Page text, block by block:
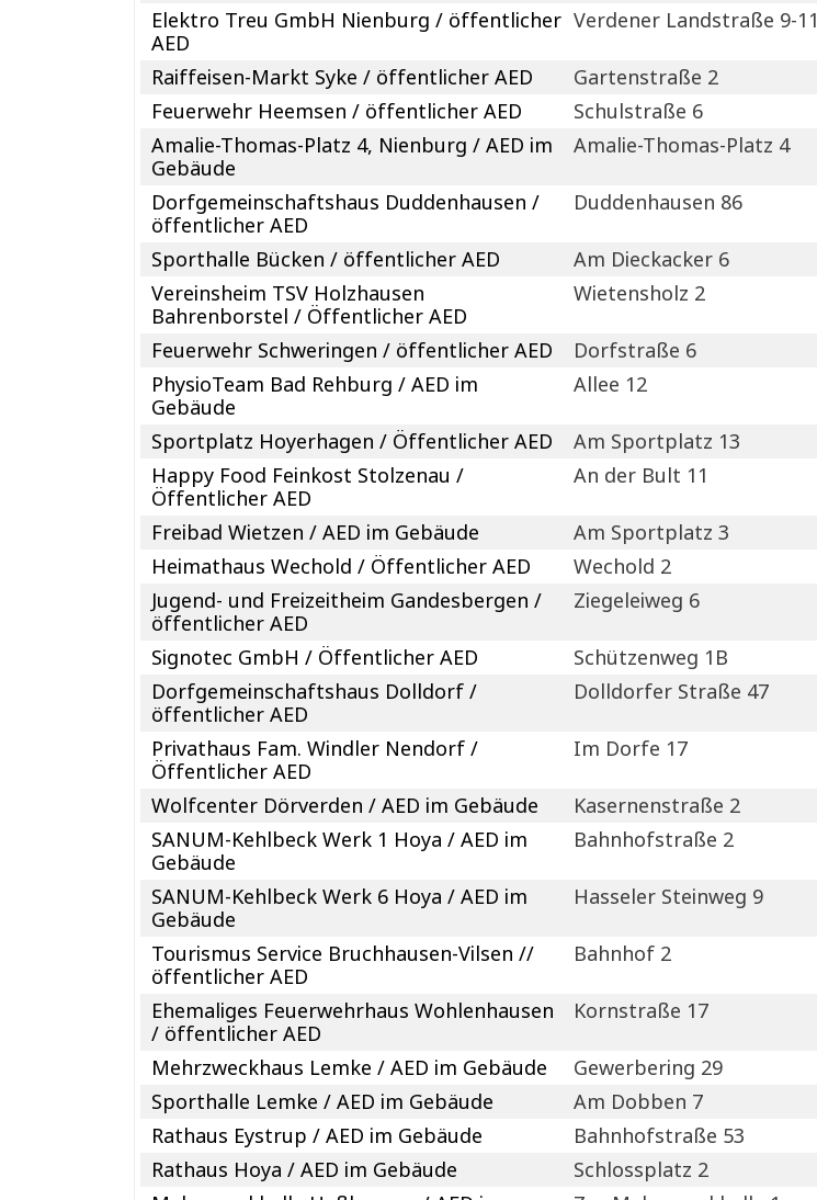
Elektro Treu GmbH Nienburg / öffentlicher
AED
Verdener Landstraße 9-11
Raiffeisen-Markt Syke / öffentlicher AED Gartenstraße 2
Feuerwehr Heemsen / öffentlicher AED
Schulstraße 6
Amalie-Thomas-Platz 4, Nienburg / AED im
Gebäude
Amalie-Thomas-Platz 4
Dorfgemeinschaftshaus Duddenhausen /
öffentlicher AED
Duddenhausen 86
Sporthalle Bücken / öffentlicher AED Am Dieckacker 6
Vereinsheim TSV Holzhausen
Bahrenborstel / Öffentlicher AED
Wietensholz 2
Feuerwehr Schweringen / öffentlicher AED Dorfstraße 6
PhysioTeam Bad Rehburg / AED im
Gebäude
Allee 12
Sportplatz Hoyerhagen / Öffentlicher AED Am Sportplatz 13
Happy Food Feinkost Stolzenau /
Öffentlicher AED
An der Bult 11
Freibad Wietzen / AED im Gebäude Am Sportplatz 3
Heimathaus Wechold / Öffentlicher AED
Wechold 2
Jugend- und Freizeitheim Gandesbergen /
öffentlicher AED
Ziegeleiweg 6
Signotec GmbH / Öffentlicher AED Schützenweg 1B
Dorfgemeinschaftshaus Dolldorf /
öffentlicher AED
Dolldorfer Straße 47
Privathaus Fam. Windler Nendorf /
Öffentlicher AED
Im Dorfe 17
Wolfcenter Dörverden / AED im Gebäude Kasernenstraße 2
SANUM-Kehlbeck Werk 1 Hoya / AED im
Gebäude
Bahnhofstraße 2
SANUM-Kehlbeck Werk 6 Hoya / AED im
Gebäude
Hasseler Steinweg 9
Tourismus Service Bruchhausen-Vilsen //
öffentlicher AED
Bahnhof 2
Ehemaliges Feuerwehrhaus Wohlenhausen
/ öffentlicher AED
Kornstraße 17
Mehrzweckhaus Lemke / AED im Gebäude Gewerbering 29
Sporthalle Lemke / AED im Gebäude
Am Dobben 7
Rathaus Eystrup / AED im Gebäude
Bahnhofstraße 53
Rathaus Hoya / AED im Gebäude
Schlossplatz 2